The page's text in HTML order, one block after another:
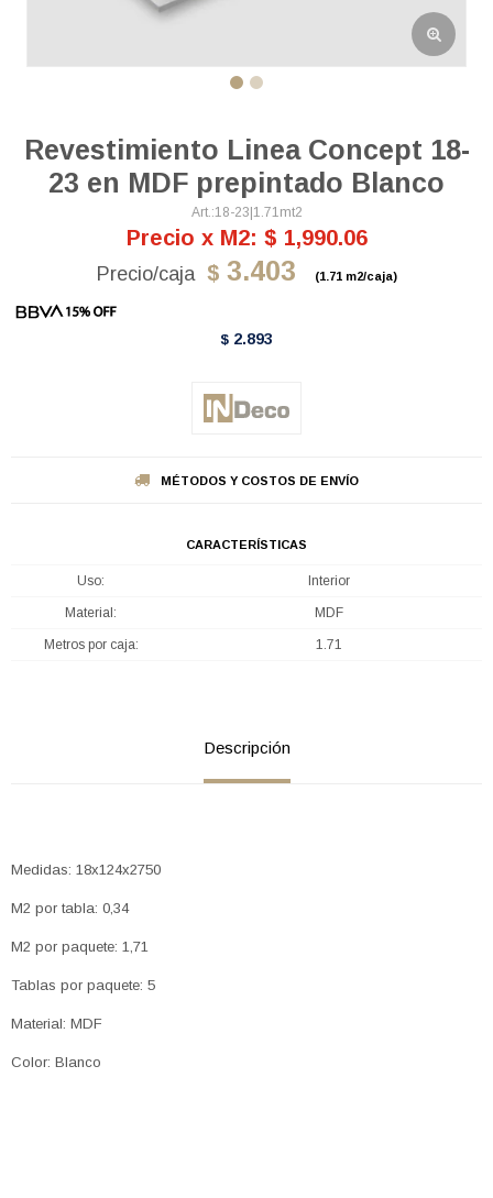
Revestimiento Linea Concept 18-
23 en MDF prepintado Blanco
18-23|1.71mt2
Precio x M2: $ 1,990.06
$ 3.403 (1.71 m2/caja)
$ 2.893
MÉTODOS Y COSTOS DE ENVÍO
CARACTERÍSTICAS
Uso Interior
Material MDF
Metros por caja 1.71
Descripción
Medidas: 18x124x2750
M2 por tabla: 0,34
M2 por paquete: 1,71
Tablas por paquete: 5
Material: MDF
Color: Blanco